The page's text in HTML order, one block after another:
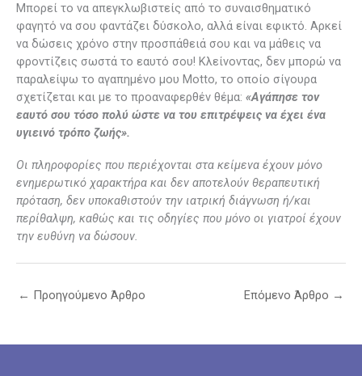
Μπορεί το να απεγκλωβιστείς από το συναισθηματικό
φαγητό να σου φαντάζει δύσκολο, αλλά είναι εφικτό. Αρκεί
να δώσεις χρόνο στην προσπάθειά σου και να μάθεις να
φροντίζεις σωστά το εαυτό σου! Κλείνοντας, δεν μπορώ να
παραλείψω το αγαπημένο μου Motto, το οποίο σίγουρα
σχετίζεται και με το προαναφερθέν θέμα: «Αγάπησε τον
εαυτό σου τόσο πολύ ώστε να του επιτρέψεις να έχει ένα
υγιεινό τρόπο ζωής».
Οι πληροφορίες που περιέχονται στα κείμενα έχουν μόνο
ενημερωτικό χαρακτήρα και δεν αποτελούν θεραπευτική
πρόταση, δεν υποκαθιστούν την ιατρική διάγνωση ή/και
περίθαλψη, καθώς και τις οδηγίες που μόνο οι γιατροί έχουν
την ευθύνη να δώσουν.
← Προηγούμενο Άρθρο Επόμενο Άρθρο →